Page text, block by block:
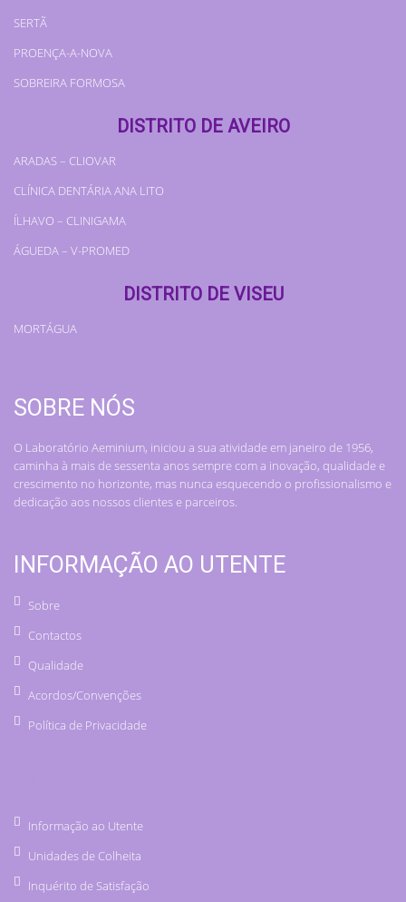
SERTÃ
PROENÇA-A-NOVA
SOBREIRA FORMOSA
DISTRITO DE AVEIRO
ARADAS – CLIOVAR
CLÍNICA DENTÁRIA ANA LITO
ÍLHAVO – CLINIGAMA
ÁGUEDA – V-PROMED
DISTRITO DE VISEU
MORTÁGUA
SOBRE NÓS
O Laboratório Aeminium, iniciou a sua atividade em janeiro de 1956,
caminha à mais de sessenta anos sempre com a inovação, qualidade e
crescimento no horizonte, mas nunca esquecendo o profissionalismo e
dedicação aos nossos clientes e parceiros.
INFORMAÇÃO AO UTENTE
Sobre
Contactos
Qualidade
Acordos/Convenções
Política de Privacidade
Informação ao Utente
Unidades de Colheita
Inquérito de Satisfação